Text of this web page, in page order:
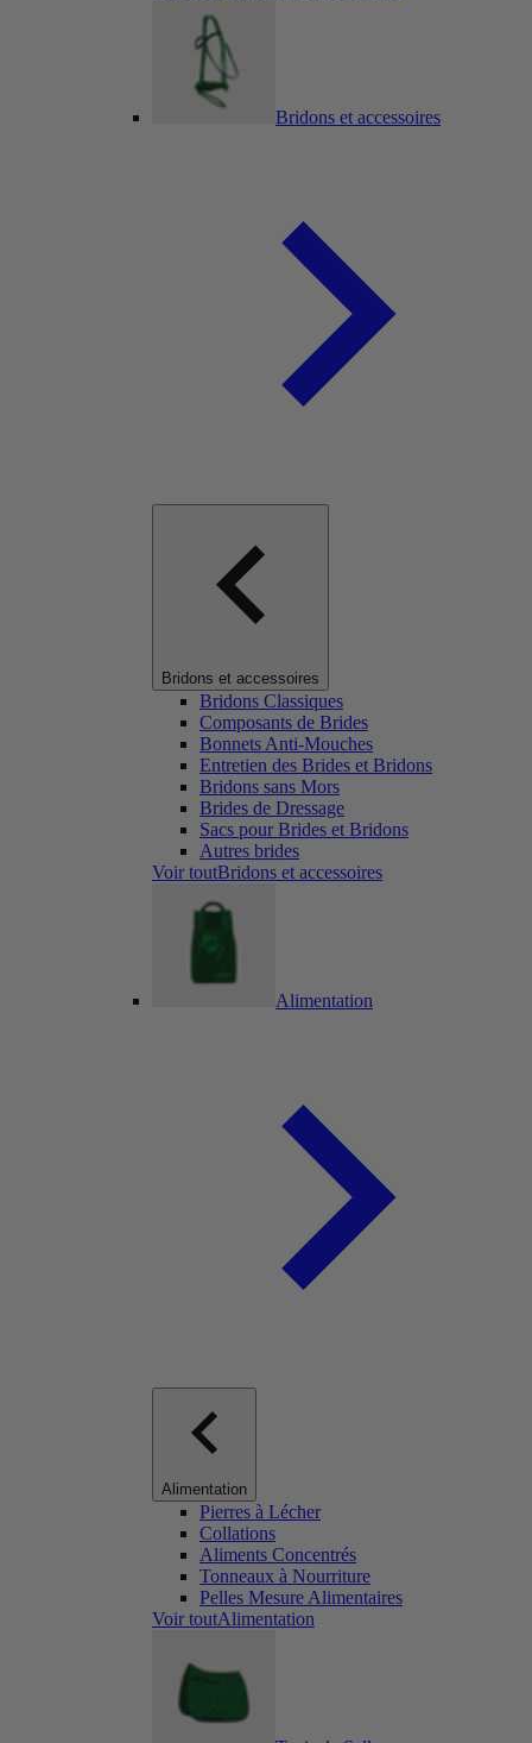
Bridons et accessoires
Bridons et accessoires
Bridons Classiques
Composants de Brides
Bonnets Anti-Mouches
Entretien des Brides et Bridons
Bridons sans Mors
Brides de Dressage
Sacs pour Brides et Bridons
Autres brides
Voir toutBridons et accessoires
Alimentation
Alimentation
Pierres à Lécher
Collations
Aliments Concentrés
Tonneaux à Nourriture
Pelles Mesure Alimentaires
Voir toutAlimentation